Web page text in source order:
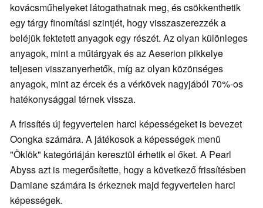
kovácsműhelyeket látogathatnak meg, és csökkenthetik
egy tárgy finomítási szintjét, hogy visszaszerezzék a
beléjük fektetett anyagok egy részét. Az olyan különleges
anyagok, mint a műtárgyak és az Aeserion pikkelye
teljesen visszanyerhetők, míg az olyan közönséges
anyagok, mint az ércek és a vérkövek nagyjából 70%-os
hatékonysággal térnek vissza.
A frissítés új fegyvertelen harci képességeket is bevezet
Oongka számára. A játékosok a képességek menü
"Öklök" kategóriáján keresztül érhetik el őket. A Pearl
Abyss azt is megerősítette, hogy a következő frissítésben
Damiane számára is érkeznek majd fegyvertelen harci
képességek.